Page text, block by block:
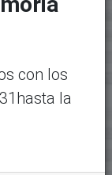
con los
la